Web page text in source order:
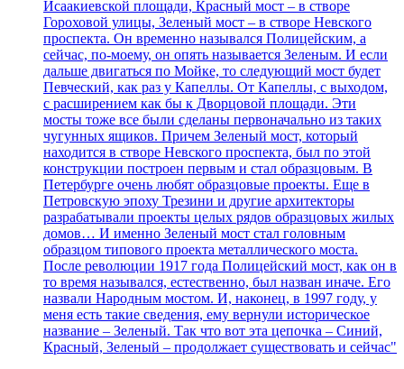
Исаакиевской площади, Красный мост – в створе
Гороховой улицы, Зеленый мост – в створе Невского
проспекта. Он временно назывался Полицейским, а
сейчас, по-моему, он опять называется Зеленым. И если
дальше двигаться по Мойке, то следующий мост будет
Певческий, как раз у Капеллы. От Капеллы, с выходом,
с расширением как бы к Дворцовой площади. Эти
мосты тоже все были сделаны первоначально из таких
чугунных ящиков. Причем Зеленый мост, который
находится в створе Невского проспекта, был по этой
конструкции построен первым и стал образцовым. В
Петербурге очень любят образцовые проекты. Еще в
Петровскую эпоху Трезини и другие архитекторы
разрабатывали проекты целых рядов образцовых жилых
домов… И именно Зеленый мост стал головным
образцом типового проекта металлического моста.
После революции 1917 года Полицейский мост, как он в
то время назывался, естественно, был назван иначе. Его
назвали Народным мостом. И, наконец, в 1997 году, у
меня есть такие сведения, ему вернули историческое
название – Зеленый. Так что вот эта цепочка – Синий,
Красный, Зеленый – продолжает существовать и сейчас"